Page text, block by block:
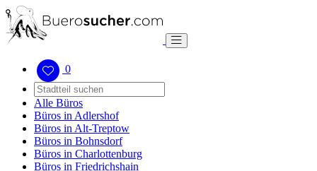
0
Alle Büros
Büros in Adlershof
Büros in Alt-Treptow
Büros in Bohnsdorf
Büros in Charlottenburg
Büros in Friedrichshain